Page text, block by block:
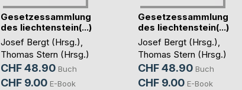
Gesetzessammlung
des liechtenstein(...)
Josef Bergt (Hrsg.),
Thomas Stern (Hrsg.)
CHF 48.90 Buch
CHF 9.00 E-Book
Gesetzessammlung
des liechtenstein(...)
Josef Bergt (Hrsg.),
Thomas Stern (Hrsg.)
CHF 48.90 Buch
CHF 9.00 E-Book